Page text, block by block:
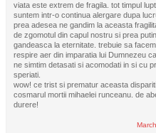
viata este extrem de fragila. tot timpul
suntem intr-o continua alergare dupa
prea adesea ne gandim la aceasta
de zgomotul din capul nostru si prea
gandeasca la eternitate. trebuie sa
respire aer din imparatia lui Dumnezeu
ne simtim detasati si acomodati in si cu
speriati.
wow! ce trist si prematur aceasta
cosmarul mortii mihaelei runceanu. de
durere!